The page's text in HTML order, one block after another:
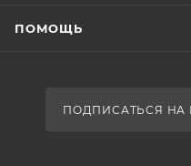
ПОМОЩЬ
ПОДПИСАТЬСЯ НА